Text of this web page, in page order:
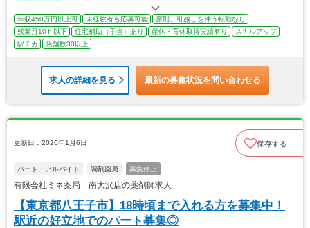
年収450万円以上可 未経験者も応募可能
原則、引越しを伴う転勤なし
残業月10ｈ以下
住宅補助（手当）あり 産休・育休取得実績有り
スキルアップ
駅チカ
店舗数30以上
求人の詳細を見る 最新の募集状況を問い合わせる
更新日：2026年1月6日 保存する
パート・アルバイト 調剤薬局 募集停止
有限会社ミネ薬局 南大沢店の薬剤師求人
【東京都八王子市】18時頃まで入れる方を募集中！
駅近の好立地でのパート募集◎